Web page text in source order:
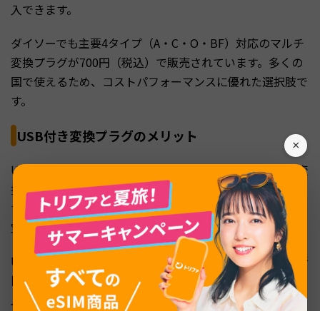
×
入できます。
ダイソーでも主要4タイプ（A・C・O・BF）対応のマルチ
変換プラグが700円（税込）で販売されています。多くの
国で使えるため、コストパフォーマンスに優れた選択肢で
す。
USB付き変換プラグのメリット
USBポートが内蔵された変換プラグなら、コンセントの変
換と同時にスマートフォンやタブレットの充電もできま
す。コンセントの数が限られたホテルの客室では、特に重
宝します。
USB-AポートとUSB-Cポートの両方を備えた製品なら、新
旧さまざまなデバイスに対応可能です。最大出力が2.4A以
上のものを選べば、スマートフォンの急速充電にも対応で